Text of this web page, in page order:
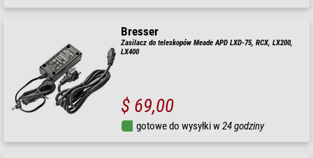
Bresser
Zasilacz do teleskopów Meade APD LXD-75, RCX, LX200,
LX400
$ 69,00
gotowe do wysyłki w24 godziny